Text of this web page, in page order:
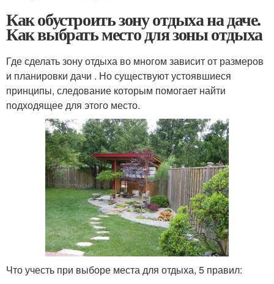
Как обустроить зону отдыха на даче.
Как выбрать место для зоны отдыха
Где сделать зону отдыха во многом зависит от размеров
и планировки дачи . Но существуют устоявшиеся
принципы, следование которым помогает найти
подходящее для этого место.
Что учесть при выборе места для отдыха, 5 правил: